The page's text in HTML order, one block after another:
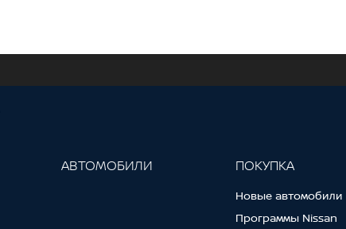
АВТОМОБИЛИ ПОКУПКА
Новые автомобили
Программы Nissan